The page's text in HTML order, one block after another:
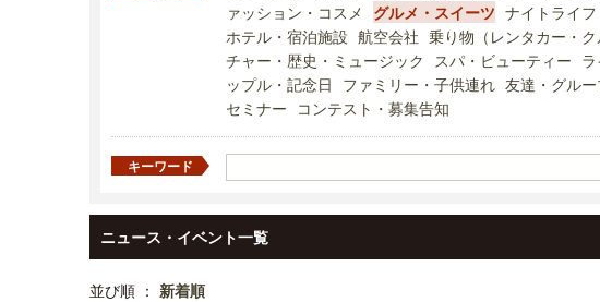
ァッション・コスメ グルメ・スイーツ ナイトライフ
ホテル・宿泊施設 航空会社 乗り物（レンタカー・ク
チャー・歴史・ミュージック スパ・ビューティー
ップル・記念日 ファミリー・子供連れ 友達・グル
セミナー コンテスト・募集告知
キーワード
ニュース・イベント一覧
並び順 ： 新着順